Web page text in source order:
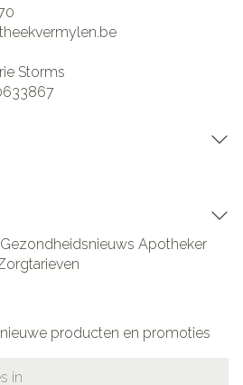
Storms
Gezondheidsnieuws Apotheker
producten en promoties